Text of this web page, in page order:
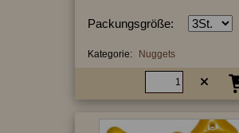
Packungsgröße:
Kategorie: Nuggets